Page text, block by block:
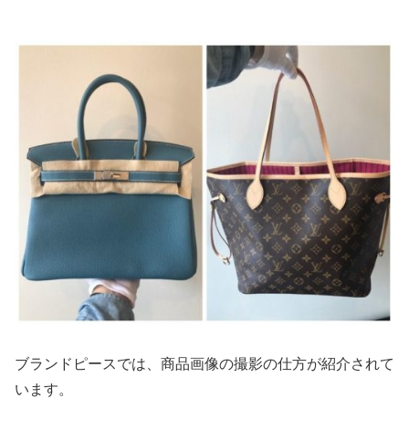
ブランドピースでは、商品画像の撮影の仕方が紹介されて
います。